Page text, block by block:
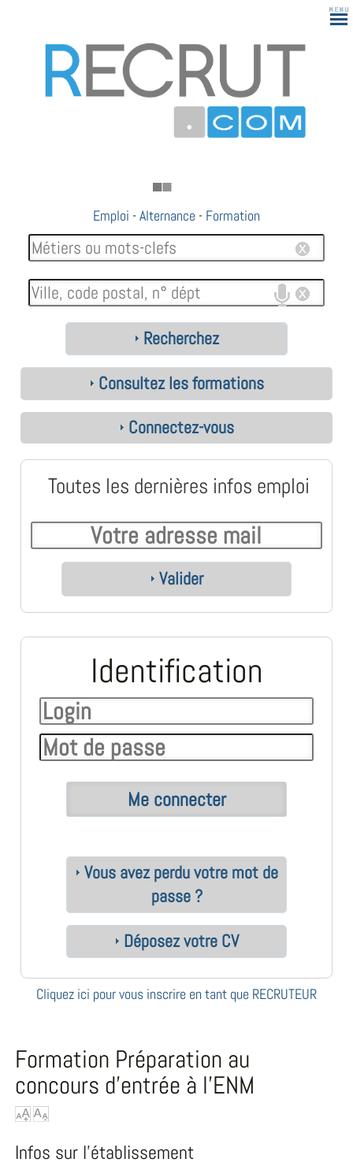
Emploi -Alternance - Formation
Recherchez
Consultez les formations
Connectez-vous
Toutes les dernières infos emploi
Valider
Identification
Vous avez perdu votre mot de
passe ?
Déposez votre CV
Cliquez ici pour vous inscrire en tant que RECRUTEUR
Formation Préparation au
concours d'entrée à l'ENM
Infos sur l'établissement